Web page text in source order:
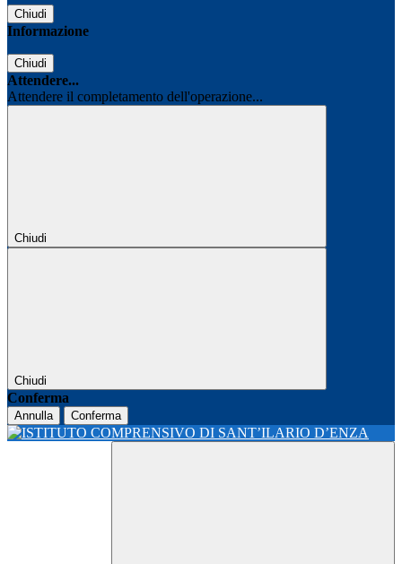
Chiudi
Informazione
Chiudi
Attendere...
Attendere il completamento dell'operazione...
Chiudi
Chiudi
Conferma
Annulla Conferma